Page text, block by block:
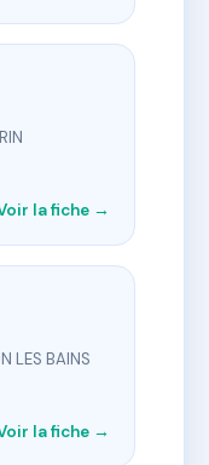
la fiche →
LES BAINS
la fiche →